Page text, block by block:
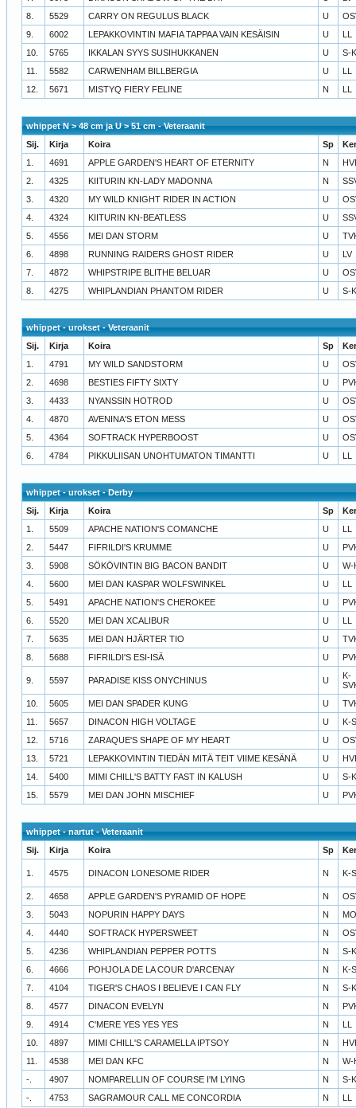
8.
5529 CARRY ON REGULUS BLACK U
9.
6002 LEPAKKOVINTIN MAFIA TAPPAA VAIN KESÄISIN U
LL
10.
5765 IKKALAN SYYS SUSIHUKKANEN U
S-
11.
5582 CARWENHAM BILLBERGIA U
LL
12.
5671 MISTYQ FIERY FELINE N LL
whippet N > 48 cm ja U > 51 cm - Veteraanit
Sij.
Kirja Koira Sp
1.
4691 APPLE GARDEN'S HEART OF ETERNITY N
2.
4325 KIITURIN KN-LADY MADONNA N
3.
4320 MY WILD KNIGHT RIDER IN ACTION U
4.
4324 KIITURIN KN-BEATLESS U
5.
4556 MEI DAN STORM U
6.
4898 RUNNING RAIDERS GHOST RIDER U
LV
7.
4872 WHIPSTRIPE BLITHE BELUAR U
8.
4275 WHIPLANDIAN PHANTOM RIDER U S-
whippet - urokset - Veteraanit
Sij.
Kirja Koira Sp
1.
4791 MY WILD SANDSTORM U
2.
4698 BESTIES FIFTY SIXTY U
3.
4433 NYANSSIN HOTROD U
4.
4870 AVENINA'S ETON MESS U
5.
4364 SOFTRACK HYPERBOOST U
6.
4784 PIKKULIISAN UNOHTUMATON TIMANTTI U LL
whippet - urokset - Derby
Sij.
Kirja Koira Sp
1.
5509 APACHE NATION'S COMANCHE U
LL
2.
5447 FIFRILDI'S KRUMME U
3.
5908 SÖKÖVINTIN BIG BACON BANDIT U
W-
4.
5600 MEI DAN KASPAR WOLFSWINKEL U
LL
5.
5491 APACHE NATION'S CHEROKEE U
6.
5520 MEI DAN XCALIBUR U
LL
7.
5635 MEI DAN HJÄRTER TIO U
8.
5688 FIFRILDI'S ESI-ISÄ U
9. 5597 PARADISE KISS ONYCHINUS U
K-
10.
5605 MEI DAN SPADER KUNG U
11.
5657 DINACON HIGH VOLTAGE U
K-
12.
5716 ZARAQUE'S SHAPE OF MY HEART U
13.
5721 LEPAKKOVINTIN TIEDÄN MITÄ TEIT VIIME KESÄNÄ U
14.
5400 MIMI CHILL'S BATTY FAST IN KALUSH U
S-
15.
5579 MEI DAN JOHN MISCHIEF U
whippet - nartut - Veteraanit
Sij.
Kirja Koira Sp
1. 4575 DINACON LONESOME RIDER N K-
2. 4658 APPLE GARDEN'S PYRAMID OF HOPE N
3.
5043 NOPURIN HAPPY DAYS N
4.
4440 SOFTRACK HYPERSWEET N
5.
4236 WHIPLANDIAN PEPPER POTTS N
S-
6.
4666 POHJOLA DE LA COUR D'ARCENAY N
K-
7.
4104 TIGER'S CHAOS I BELIEVE I CAN FLY N
S-
8.
4577 DINACON EVELYN N
9.
4914 C'MERE YES YES YES N
LL
10.
4897 MIMI CHILL'S CARAMELLA IPTSOY N
11.
4538 MEI DAN KFC N
W-
-.
4907 NOMPARELLIN OF COURSE I'M LYING N
S-
-.
4753 SAGRAMOUR CALL ME CONCORDIA N LL